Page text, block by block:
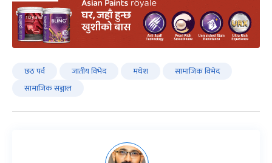
छठ पर्व जातीय विभेद मधेश
सामाजिक विभेद
सामाजिक सञ्जाल